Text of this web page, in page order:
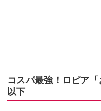
コスパ最強！ロピア
以下